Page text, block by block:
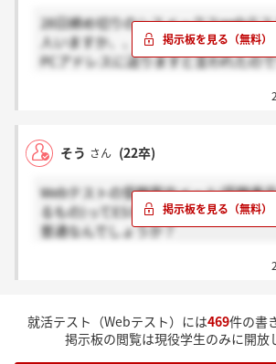
28日締め切りのシスメックスwebテ
人いますか、、？
PCアドレスに送りますと言われたの
そう さん (22卒)
Webテストの受験案内メール(受験番
るもの)ってESなど出してからどれく
普通なんでしょうか？
就活テスト（Webテスト）には469件の書
掲示板の閲覧は現役学生のみに開放